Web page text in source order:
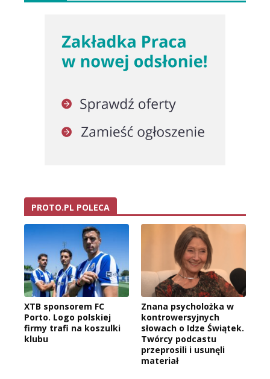
PROTO.PL POLECA
XTB sponsorem FC
Porto. Logo polskiej
firmy trafi na koszulki
klubu
Znana psycholożka w
kontrowersyjnych
słowach o Idze Świątek.
Twórcy podcastu
przeprosili i usunęli
materiał